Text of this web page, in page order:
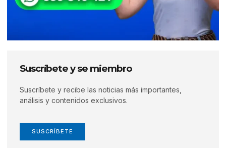
Suscríbete y se miembro
Suscríbete y recibe las noticias más importantes,
análisis y contenidos exclusivos.
SUSCRÍBETE